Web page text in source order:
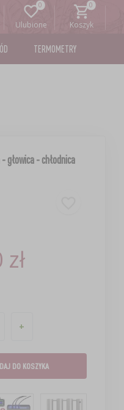
Ulubione Koszyk
TERMOMETRY
głowica - chłodnica
+
DO KOSZYKA